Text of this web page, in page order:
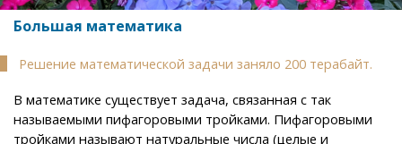
Большая математика
Решение математической задачи заняло 200 терабайт.
В математике существует задача, связанная с так
называемыми пифагоровыми тройками. Пифагоровыми
тройками называют натуральные числа (целые и